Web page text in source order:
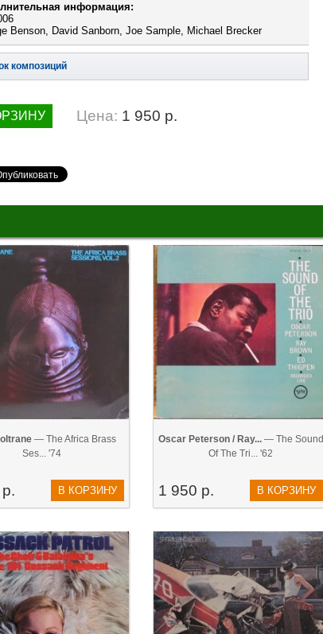
информация:
Benson, David Sanborn, Joe Sample, Michael Brecker
композиций
Цена: 1 950 р.
— The Africa Brass
Ses... '74
В КОРЗИНУ
Oscar Peterson / Ray...— The Sound
Of The Tri... '62
1 950 р. В КОРЗИНУ